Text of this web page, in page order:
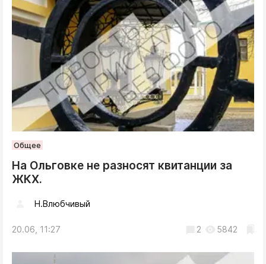
Общее
На Ольговке не разносят квитанции за
ЖКХ.
Н.Влюбчивый
20.06, 11:27 2 5842